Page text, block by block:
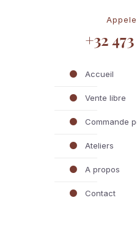
+32
Accueil
Vente libre
Commande
Ateliers
A propos
Contact